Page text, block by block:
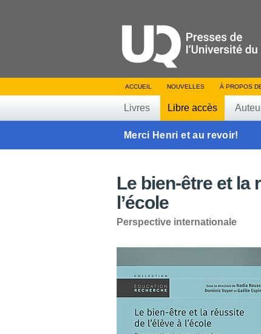
ACCUEIL NOUVELLES À PROPOS
Livres Libre accès
Merci Henri et au revoir!
Le bien-être et la
l’école
Perspective internationale